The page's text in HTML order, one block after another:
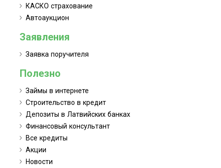
КАСКО страхование
Автоаукцион
Заявления
Заявка поручителя
Полезно
Займы в интернете
Строительство в кредит
Депозиты в Латвийских банках
Финансовый консультант
Все кредиты
Акции
Новости